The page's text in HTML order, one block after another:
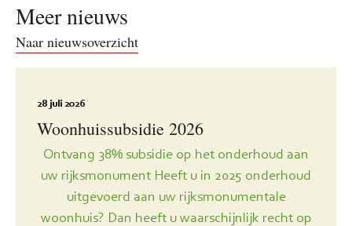
Meer nieuws
Naar nieuwsoverzicht
28 juli 2026
Woonhuissubsidie 2026
Ontvang 38% subsidie op het onderhoud aan
uw rijksmonument Heeft u in 2025 onderhoud
uitgevoerd aan uw rijksmonumentale
woonhuis? Dan heeft u waarschijnlijk recht op